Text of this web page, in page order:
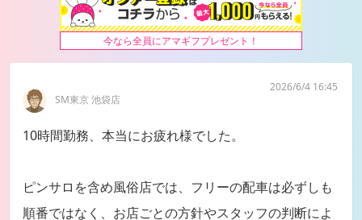
今なら全員にアマギフプレゼント！
SM東京 池袋店
2026/6/4 16:45
10時間勤務、本当にお疲れ様でした。
ピンサロを含め風俗店では、フリーの配車は必ずしも
順番ではなく、お店ごとの方針やスタッフの判断によ